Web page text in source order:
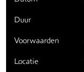
Duur
Voorwaarden
Locatie